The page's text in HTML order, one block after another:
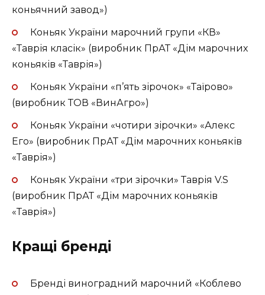
коньячний завод»)
Коньяк України марочний групи «КВ»
«Таврія класік» (виробник ПрАТ «Дім марочних
коньяків «Таврія»)
Коньяк України «п’ять зірочок» «Таїрово»
(виробник ТОВ «ВинАгро»)
Коньяк України «чотири зірочки» «Алекс
Его» (виробник ПрАТ «Дім марочних коньяків
«Таврія»)
Коньяк України «три зірочки» Таврія V.S
(виробник ПрАТ «Дім марочних коньяків
«Таврія»)
Кращі бренді
Бренді виноградний марочний «Коблево